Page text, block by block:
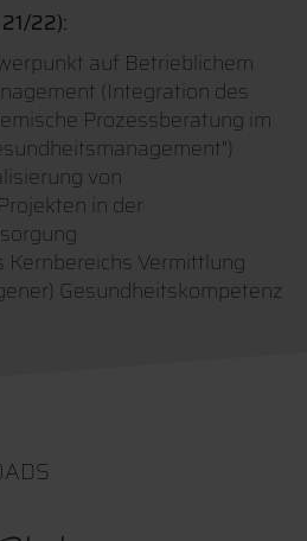
22):
auf Betrieblichem
(Integration des
Prozessberatung im
von
in der
Kernbereichs Vermittlung
Gesundheitskompetenz